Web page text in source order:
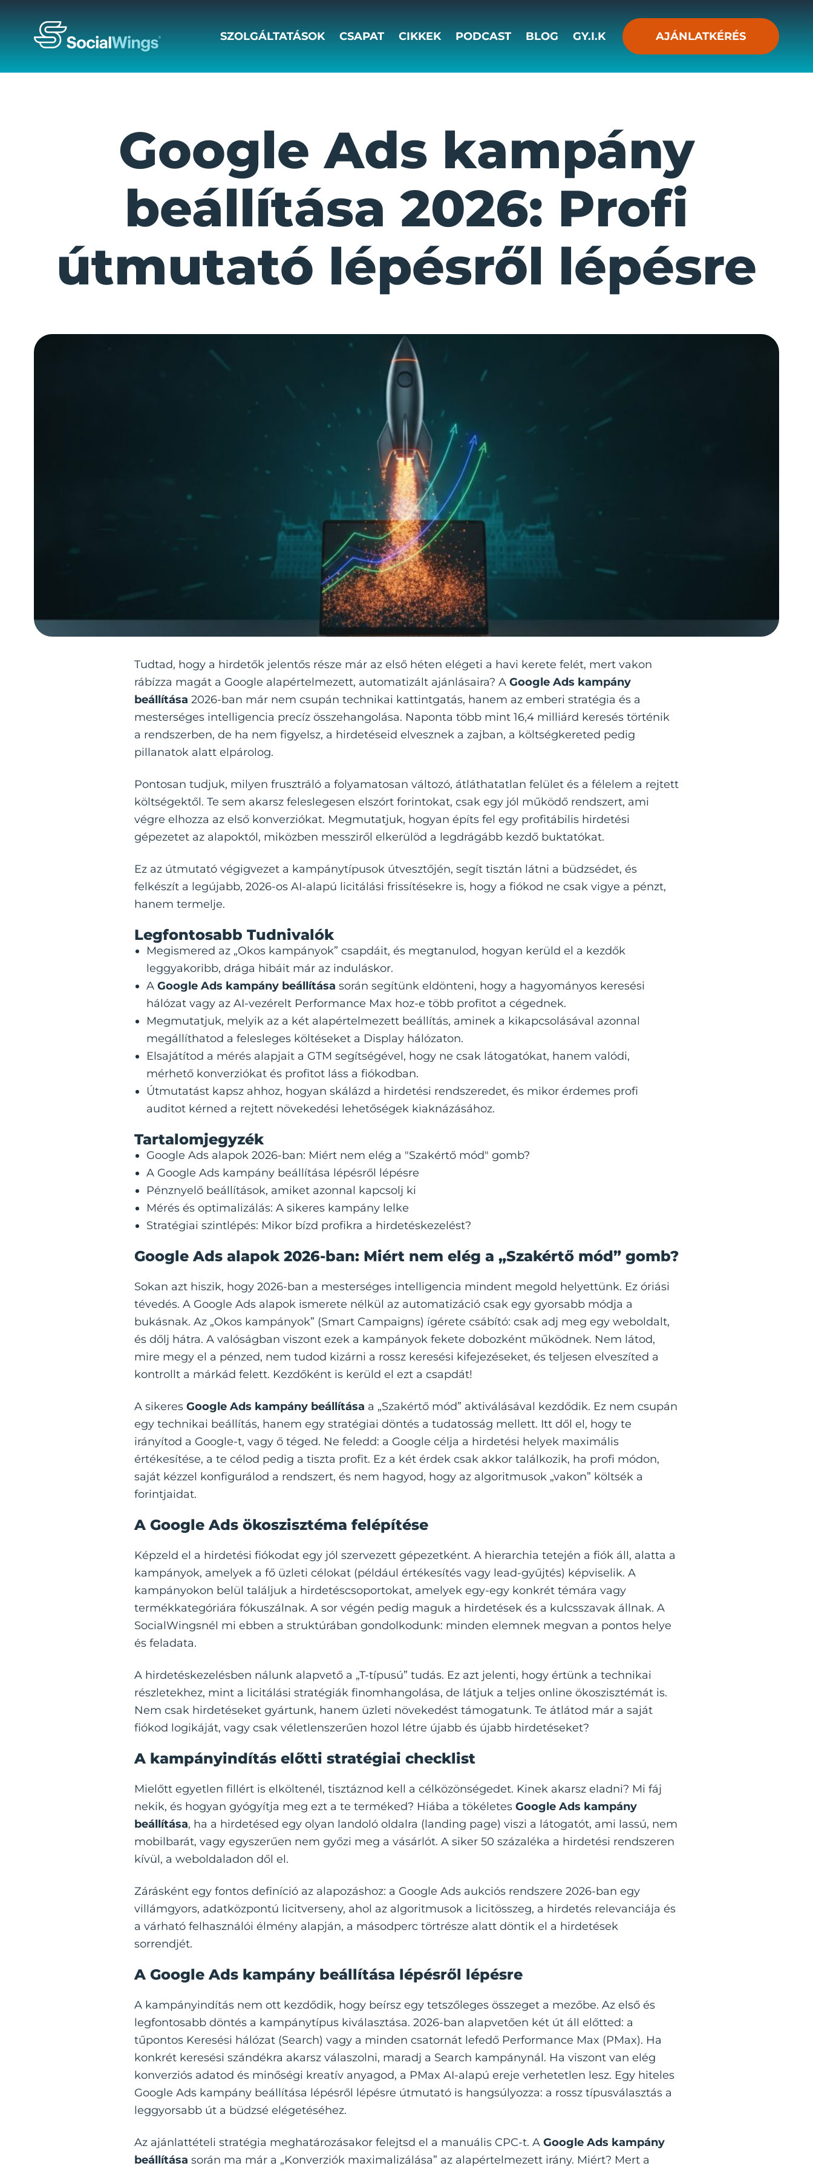
SZOLGÁLTATÁSOK CSAPAT CIKKEK PODCAST BLOG GY.I.K AJÁNLATKÉRÉS
Google Ads kampány
beállítása 2026: Profi
útmutató lépésről lépésre
Tudtad, hogy a hirdetők jelentős része már az első héten elégeti a havi kerete felét, mert vakon
rábízza magát a Google alapértelmezett, automatizált ajánlásaira? A Google Ads kampány
beállítása 2026-ban már nem csupán technikai kattintgatás, hanem az emberi stratégia és a
mesterséges intelligencia precíz összehangolása. Naponta több mint 16,4 milliárd keresés történik
a rendszerben, de ha nem figyelsz, a hirdetéseid elvesznek a zajban, a költségkereted pedig
pillanatok alatt elpárolog.
Pontosan tudjuk, milyen frusztráló a folyamatosan változó, átláthatatlan felület és a félelem a rejtett
költségektől. Te sem akarsz feleslegesen elszórt forintokat, csak egy jól működő rendszert, ami
végre elhozza az első konverziókat. Megmutatjuk, hogyan építs fel egy profitábilis hirdetési
gépezetet az alapoktól, miközben messziről elkerülöd a legdrágább kezdő buktatókat.
Ez az útmutató végigvezet a kampánytípusok útvesztőjén, segít tisztán látni a büdzsédet, és
felkészít a legújabb, 2026-os AI-alapú licitálási frissítésekre is, hogy a fiókod ne csak vigye a pénzt,
hanem termelje.
Legfontosabb Tudnivalók
Megismered az „Okos kampányok” csapdáit, és megtanulod, hogyan kerüld el a kezdők
leggyakoribb, drága hibáit már az induláskor.
A Google Ads kampány beállítása során segítünk eldönteni, hogy a hagyományos keresési
hálózat vagy az AI-vezérelt Performance Max hoz-e több profitot a cégednek.
Megmutatjuk, melyik az a két alapértelmezett beállítás, aminek a kikapcsolásával azonnal
megállíthatod a felesleges költéseket a Display hálózaton.
Elsajátítod a mérés alapjait a GTM segítségével, hogy ne csak látogatókat, hanem valódi,
mérhető konverziókat és profitot láss a fiókodban.
Útmutatást kapsz ahhoz, hogyan skálázd a hirdetési rendszeredet, és mikor érdemes profi
auditot kérned a rejtett növekedési lehetőségek kiaknázásához.
Tartalomjegyzék
Google Ads alapok 2026-ban: Miért nem elég a "Szakértő mód" gomb?
A Google Ads kampány beállítása lépésről lépésre
Pénznyelő beállítások, amiket azonnal kapcsolj ki
Mérés és optimalizálás: A sikeres kampány lelke
Stratégiai szintlépés: Mikor bízd profikra a hirdetéskezelést?
Google Ads alapok 2026-ban: Miért nem elég a „Szakértő mód” gomb?
Sokan azt hiszik, hogy 2026-ban a mesterséges intelligencia mindent megold helyettünk. Ez óriási
tévedés. A Google Ads alapok ismerete nélkül az automatizáció csak egy gyorsabb módja a
bukásnak. Az „Okos kampányok” (Smart Campaigns) ígérete csábító: csak adj meg egy weboldalt,
és dőlj hátra. A valóságban viszont ezek a kampányok fekete dobozként működnek. Nem látod,
mire megy el a pénzed, nem tudod kizárni a rossz keresési kifejezéseket, és teljesen elveszíted a
kontrollt a márkád felett. Kezdőként is kerüld el ezt a csapdát!
A sikeres Google Ads kampány beállítása a „Szakértő mód” aktiválásával kezdődik. Ez nem csupán
egy technikai beállítás, hanem egy stratégiai döntés a tudatosság mellett. Itt dől el, hogy te
irányítod a Google-t, vagy ő téged. Ne feledd: a Google célja a hirdetési helyek maximális
értékesítése, a te célod pedig a tiszta profit. Ez a két érdek csak akkor találkozik, ha profi módon,
saját kézzel konfigurálod a rendszert, és nem hagyod, hogy az algoritmusok „vakon” költsék a
forintjaidat.
A Google Ads ökoszisztéma felépítése
Képzeld el a hirdetési fiókodat egy jól szervezett gépezetként. A hierarchia tetején a fiók áll, alatta a
kampányok, amelyek a fő üzleti célokat (például értékesítés vagy lead-gyűjtés) képviselik. A
kampányokon belül találjuk a hirdetéscsoportokat, amelyek egy-egy konkrét témára vagy
termékkategóriára fókuszálnak. A sor végén pedig maguk a hirdetések és a kulcsszavak állnak. A
SocialWingsnél mi ebben a struktúrában gondolkodunk: minden elemnek megvan a pontos helye
és feladata.
A hirdetéskezelésben nálunk alapvető a „T-típusú” tudás. Ez azt jelenti, hogy értünk a technikai
részletekhez, mint a licitálási stratégiák finomhangolása, de látjuk a teljes online ökoszisztémát is.
Nem csak hirdetéseket gyártunk, hanem üzleti növekedést támogatunk. Te átlátod már a saját
fiókod logikáját, vagy csak véletlenszerűen hozol létre újabb és újabb hirdetéseket?
A kampányindítás előtti stratégiai checklist
Mielőtt egyetlen fillért is elköltenél, tisztáznod kell a célközönségedet. Kinek akarsz eladni? Mi fáj
nekik, és hogyan gyógyítja meg ezt a te terméked? Hiába a tökéletes Google Ads kampány
beállítása, ha a hirdetésed egy olyan landoló oldalra (landing page) viszi a látogatót, ami lassú, nem
mobilbarát, vagy egyszerűen nem győzi meg a vásárlót. A siker 50 százaléka a hirdetési rendszeren
kívül, a weboldaladon dől el.
Zárásként egy fontos definíció az alapozáshoz: a Google Ads aukciós rendszere 2026-ban egy
villámgyors, adatközpontú licitverseny, ahol az algoritmusok a licitösszeg, a hirdetés relevanciája és
a várható felhasználói élmény alapján, a másodperc törtrésze alatt döntik el a hirdetések
sorrendjét.
A Google Ads kampány beállítása lépésről lépésre
A kampányindítás nem ott kezdődik, hogy beírsz egy tetszőleges összeget a mezőbe. Az első és
legfontosabb döntés a kampánytípus kiválasztása. 2026-ban alapvetően két út áll előtted: a
tűpontos Keresési hálózat (Search) vagy a minden csatornát lefedő Performance Max (PMax). Ha
konkrét keresési szándékra akarsz válaszolni, maradj a Search kampánynál. Ha viszont van elég
konverziós adatod és minőségi kreatív anyagod, a PMax AI-alapú ereje verhetetlen lesz. Egy hiteles
Google Ads kampány beállítása lépésről lépésre útmutató is hangsúlyozza: a rossz típusválasztás a
leggyorsabb út a büdzsé elégetéséhez.
Az ajánlattételi stratégia meghatározásakor felejtsd el a manuális CPC-t. A Google Ads kampány
beállítása során ma már a „Konverziók maximalizálása” az alapértelmezett irány. Miért? Mert a